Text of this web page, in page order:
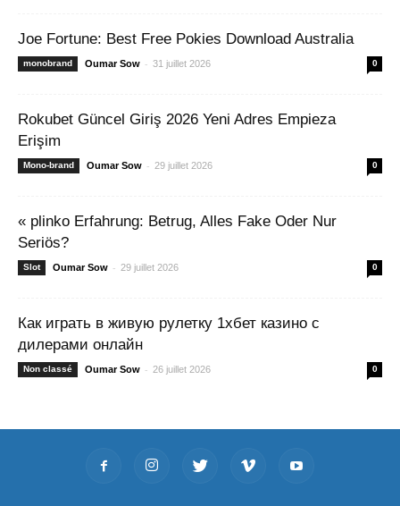
Joe Fortune: Best Free Pokies Download Australia
monobrand Oumar Sow - 31 juillet 2026 0
Rokubet Güncel Giriş 2026 Yeni Adres Empieza
Erişim
Mono-brand Oumar Sow - 29 juillet 2026 0
« plinko Erfahrung: Betrug, Alles Fake Oder Nur
Seriös?
Slot Oumar Sow - 29 juillet 2026 0
Как играть в живую рулетку 1хбет казино с
дилерами онлайн
Non classé Oumar Sow - 26 juillet 2026 0